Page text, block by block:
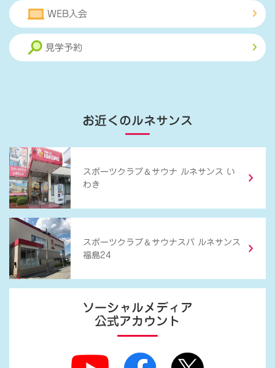
WEB入会
見学予約
お近くのルネサンス
スポーツクラブ ＆ サウナ ルネサンス い
わき
スポーツクラブ ＆ サウナスパ ルネサンス
福島24
ソーシャルメディア
公式アカウント